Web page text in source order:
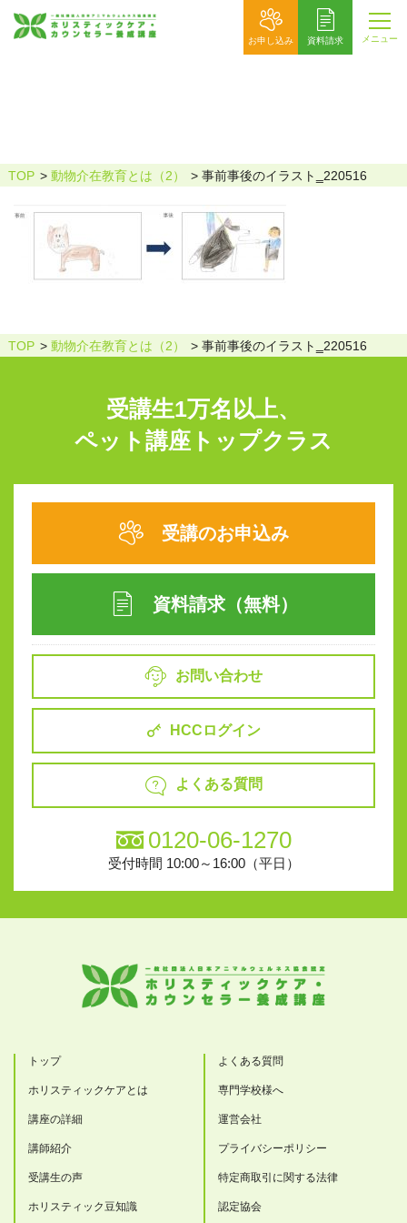
お申し込み 資料請求 メニュー
TOP 動物介在教育とは（2） 事前事後のイラスト‗220516
TOP 動物介在教育とは（2） 事前事後のイラスト‗220516
受講生1万名以上、
ペット講座トップクラス
受講のお申込み
資料請求（無料）
お問い合わせ
HCCログイン
よくある質問
0120-06-1270
受付時間 10:00～16:00（平日）
トップ
ホリスティックケアとは
講座の詳細
講師紹介
受講生の声
ホリスティック豆知識
よくある質問
専門学校様へ
運営会社
プライバシーポリシー
特定商取引に関する法律
認定協会